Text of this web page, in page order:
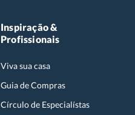
Inspiração &
Profissionais
Viva sua casa
Guia de Compras
Círculo de Especialístas